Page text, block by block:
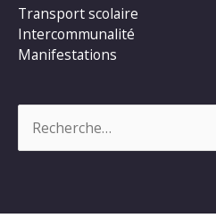
Transport scolaire
Intercommunalité
Manifestations